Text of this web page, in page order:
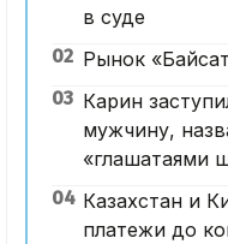
в суде
02 Рынок
03 Карин
мужчину,
«глашатаями
04 Казахстан и
платежи до